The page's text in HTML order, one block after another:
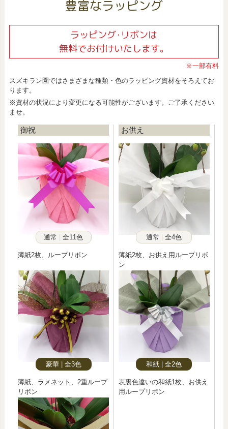
豊富なラッピング
ラッピング･リボンは
無料でお付けいたします。
※一部有料
スズキラン園ではさまざまな種類・色のラッピング資材をそろえてお
ります。
※資材の状況により変更になる可能性がございます。ご了承ください
ませ。
御祝
通常 全11色
薄紙2枚、ループリボン
豪華 全3色
薄紙、ラメネット、2重ループ
リボン
お供え
通常 全4色
薄紙2枚、お供え用ループリボ
ン
和紙 全2色
表裏色違いの和紙1枚、お供え
用ループリボン